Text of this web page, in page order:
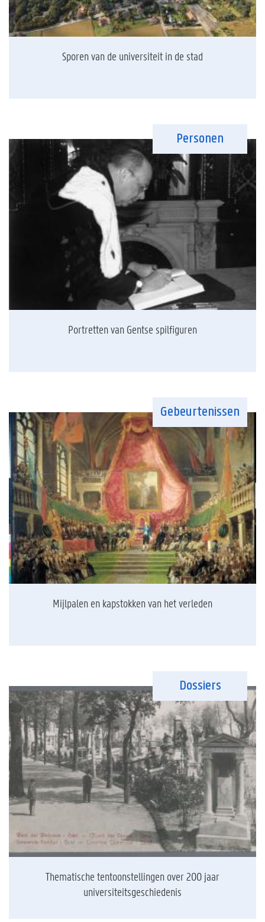
Sporen van de universiteit in de stad
Personen
Portretten van Gentse spilfiguren
Gebeurtenissen
Mijlpalen en kapstokken van het verleden
Dossiers
Thematische tentoonstellingen over 200 jaar
universiteitsgeschiedenis